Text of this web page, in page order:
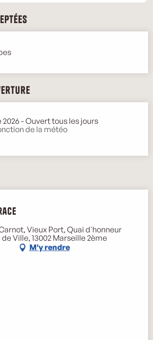
- Ouvert tous les jours
de la météo
Vieux Port, Quai d'honneur
Ville, 13002 Marseille 2ème
M'y rendre